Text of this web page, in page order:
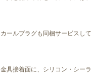
カールプラグも同梱サービスし
金具接着面に、シリコン・シー